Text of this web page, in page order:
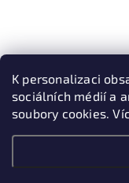
K personalizaci
sociálních médií a
soubory cookies.